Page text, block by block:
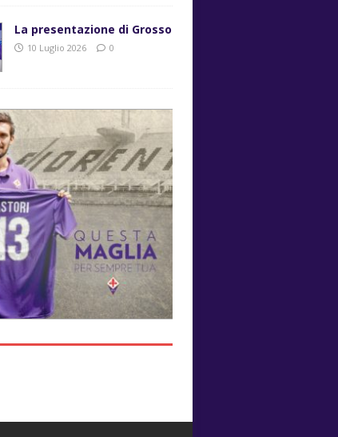
La presentazione di Grosso
10 Luglio 2026 0